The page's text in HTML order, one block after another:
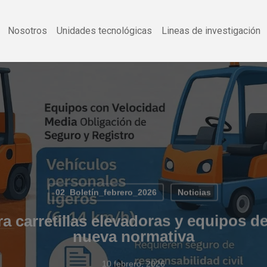
Nosotros Unidades tecnológicas Lineas de investigación
02_Boletín_febrero_2026 Noticias
carretillas elevadoras y equipos
nueva normativa
10 febrero, 2026